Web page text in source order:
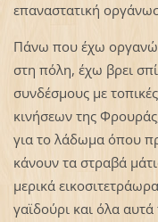
επαναστατική
Πάνω που έχω
στη πόλη, έχω βρει
συνδέσμους με
κινήσεων της
για το λάδωμα όπου
κάνουν τα στραβά
μερικά
γαϊδούρι και όλα